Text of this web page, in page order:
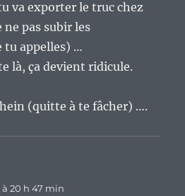
va exporter le truc chez
ne pas subir les
tu appelles) …
là, ça devient ridicule.
(quitte à te fâcher) ….
20 h 47 min